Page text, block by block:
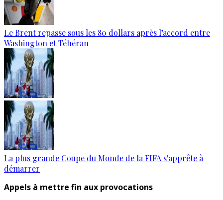
Le Brent repasse sous les 80 dollars après l’accord entre
Washington et Téhéran
La plus grande Coupe du Monde de la FIFA s'apprête à
démarrer
Appels à mettre fin aux provocations